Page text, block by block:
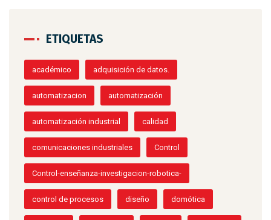
ETIQUETAS
académico adquisición de datos.
automatizacion automatización
automatización industrial calidad
comunicaciones industriales Control
Control-enseñanza-investigacion-robotica-
control de procesos diseño domótica